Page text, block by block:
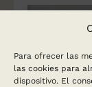
Para ofrecer las
las cookies para
dispositivo. El